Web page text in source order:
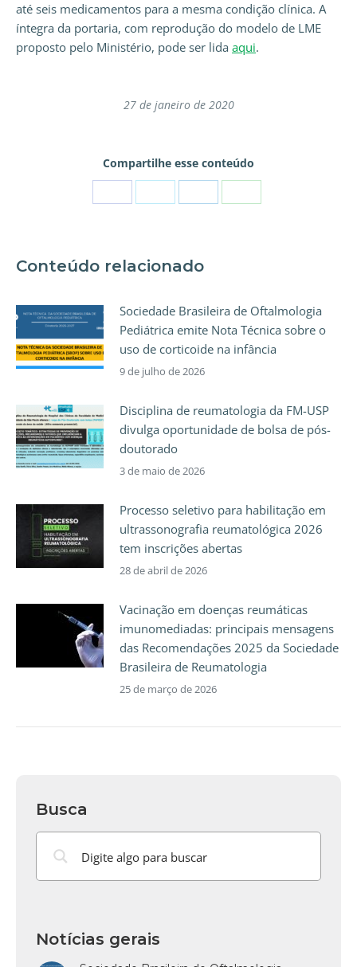
até seis medicamentos para a mesma condição clínica. A
íntegra da portaria, com reprodução do modelo de LME
proposto pelo Ministério, pode ser lida aqui.
27 de janeiro de 2020
Compartilhe esse conteúdo
Conteúdo relacionado
Sociedade Brasileira de Oftalmologia
Pediátrica emite Nota Técnica sobre o
uso de corticoide na infância
9 de julho de 2026
Disciplina de reumatologia da FM-USP
divulga oportunidade de bolsa de pós-
doutorado
3 de maio de 2026
Processo seletivo para habilitação em
ultrassonografia reumatológica 2026
tem inscrições abertas
28 de abril de 2026
Vacinação em doenças reumáticas
imunomediadas: principais mensagens
das Recomendações 2025 da Sociedade
Brasileira de Reumatologia
25 de março de 2026
Busca
Notícias gerais